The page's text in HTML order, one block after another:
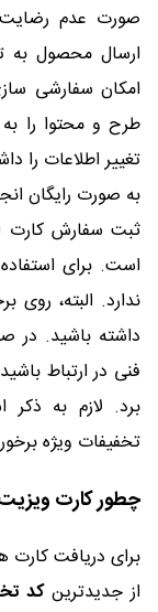
صورت عدم رضایت
ارسال محصول به
امکان سفارشی
طرح و محتوا را
تغییر اطلاعات را
به صورت رایگان
ثبت سفارش کارت
است. برای
ندارد. البته،
داشته باشید. در
برد. لازم به
تخفیفات ویژه
چطور کارت ویزیت
برای دریافت
از جدیدترینکد